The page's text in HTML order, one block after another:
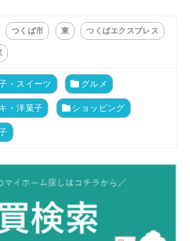
つくば市 東 つくばエクスプレス
・スイーツ グルメ
・洋菓子 ショッピング